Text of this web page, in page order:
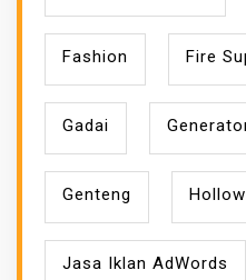
Fashion Fire
Gadai
Genteng
Jasa Iklan AdWords